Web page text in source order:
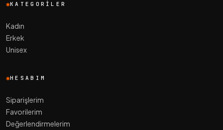
KATEGORILER
Kadın
Erkek
Unisex
HESABIM
Siparişlerim
Favorilerim
Değerlendirmelerim